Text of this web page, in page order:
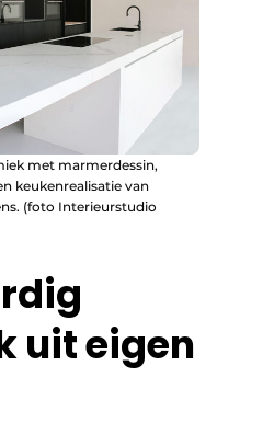
met marmerdessin,
keukenrealisatie van
(foto Interieurstudio
uit eigen